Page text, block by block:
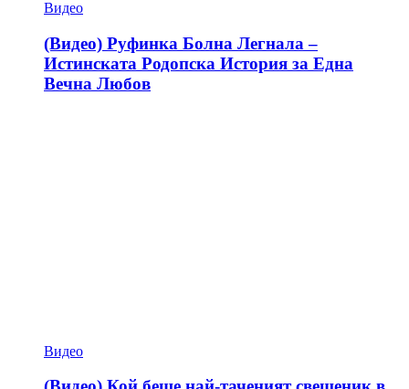
Видео
(Видео) Руфинка Болна Легнала –
Истинската Родопска История за Една
Вечна Любов
Видео